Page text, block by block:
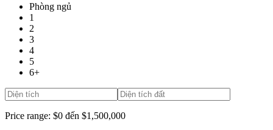
Phòng ngủ
1
2
3
4
5
6+
Price range: $0 đến $1,500,000